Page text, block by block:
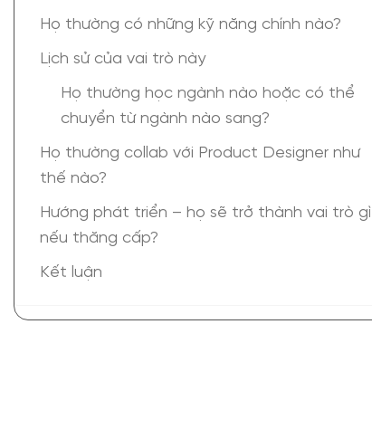
Họ thường có những kỹ năng chính nào?
Lịch sử của vai trò này
Họ thường học ngành nào hoặc có thể
chuyển từ ngành nào sang?
Họ thường collab với Product Designer như
thế nào?
Hướng phát triển – họ sẽ trở thành vai trò gì
nếu thăng cấp?
Kết luận